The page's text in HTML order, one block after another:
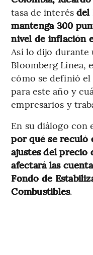
tasa de interés del
mantenga 300
nivel de inflación
Así lo dijo durante
Bloomberg Línea,
cómo se definió
para este año y
empresarios y
En su diálogo con
por qué se reculó
ajustes del precio
afectará las
Fondo de
Combustibles.